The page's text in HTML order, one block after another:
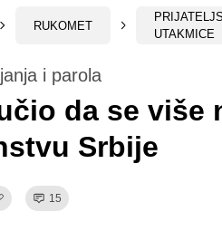
RUKOMET
UTAKMICE
i parola
da se više
Srbije
15